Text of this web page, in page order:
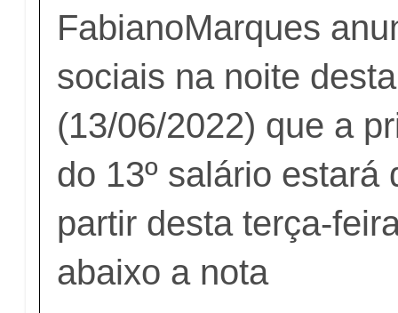
FabianoMarques
sociais na noite
(13/06/2022) que a
do 13º salário estará
partir desta terça-
abaixo a nota